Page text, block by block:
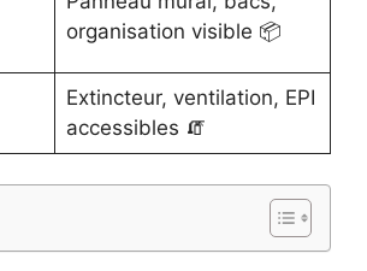
organisation visible 📦
Extincteur, ventilation, EPI
accessibles 🧯